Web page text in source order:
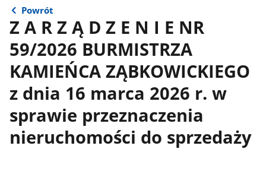
Powrót
Z A R Z Ą D Z E N I E NR
59/2026 BURMISTRZA
KAMIEŃCA ZĄBKOWICKIEGO
z dnia 16 marca 2026 r. w
sprawie przeznaczenia
nieruchomości do sprzedaży